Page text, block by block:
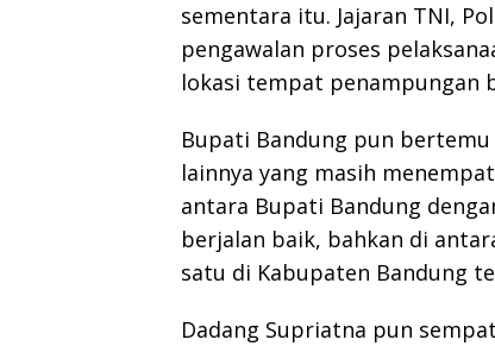
sementara itu. Jajaran TNI,
pengawalan proses
lokasi tempat penampungan
Bupati Bandung pun
lainnya yang masih
antara Bupati Bandung
berjalan baik, bahkan di
satu di Kabupaten Bandung
Dadang Supriatna pun